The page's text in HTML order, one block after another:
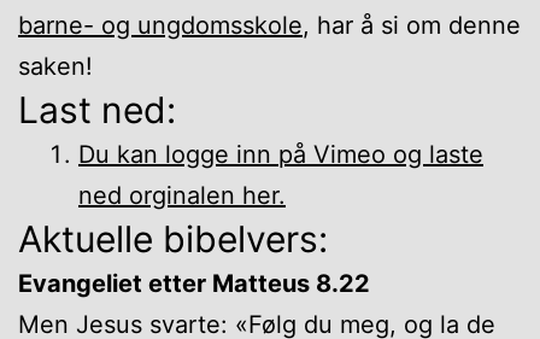
barne- og ungdomsskole, har å si om denne
saken!
Last ned:
Du kan logge inn på Vimeo og laste
ned orginalen her.
Aktuelle bibelvers:
Evangeliet etter Matteus 8.22
Men Jesus svarte: «Følg du meg, og la de